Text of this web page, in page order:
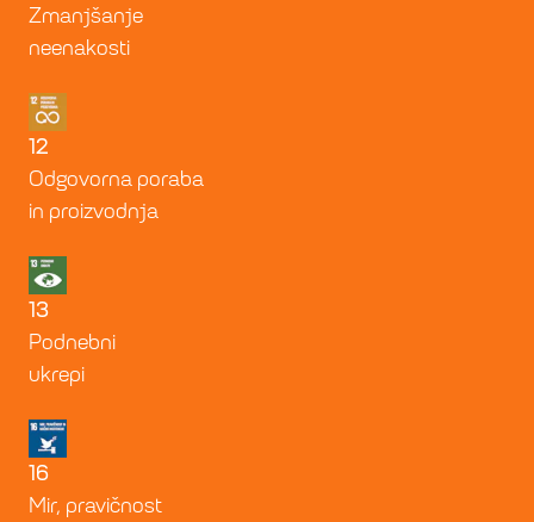
Zmanjšanje
neenakosti
12
Odgovorna poraba
in proizvodnja
13
Podnebni
ukrepi
16
Mir, pravičnost